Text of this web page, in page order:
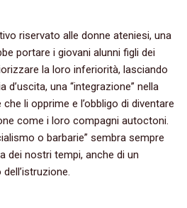
riservato alle donne ateniesi, una
portare i giovani alunni figli dei
la loro inferiorità, lasciando
una “integrazione” nella
li opprime e l’obbligo di diventare
come i loro compagni autoctoni.
o barbarie” sembra sempre
dei nostri tempi, anche di un